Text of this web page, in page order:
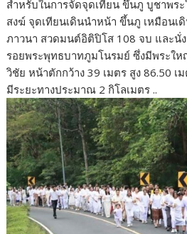
สำหรับในการจัดจุดเทียน ขึ้นภู บูชาพร
สงฆ์ จุดเทียนเดินนำหน้า ขึ้นภู เหมือนเ
ภาวนา สวดมนต์อิติปิโส 108 จบ และนั่
รอยพระพุทธบาทภูมโนรมย์ ซึ่งมีพระใ
วิชัย หน้าตักกว้าง 39 เมตร สูง 86.50
มีระยะทางประมาณ 2 กิโลเมตร ..